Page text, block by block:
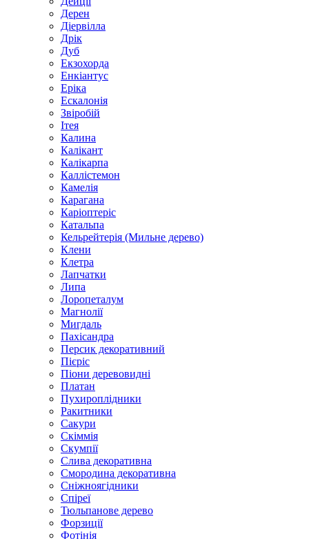
Дерен
Діервілла
Дрік
Дуб
Екзохорда
Енкіантус
Еріка
Ескалонія
Звіробій
Ітея
Калина
Калікант
Калікарпа
Каллістемон
Камелія
Карагана
Каріоптеріс
Катальпа
Кельрейтерія (Мильне дерево)
Клени
Клетра
Лапчатки
Липа
Лоропеталум
Магнолії
Мигдаль
Пахісандра
Персик декоративний
Пієріс
Піони деревовидні
Платан
Пухироплідники
Ракитники
Сакури
Скіммія
Скумпії
Слива декоративна
Смородина декоративна
Сніжноягідники
Спіреї
Тюльпанове дерево
Форзиції
Фотінія